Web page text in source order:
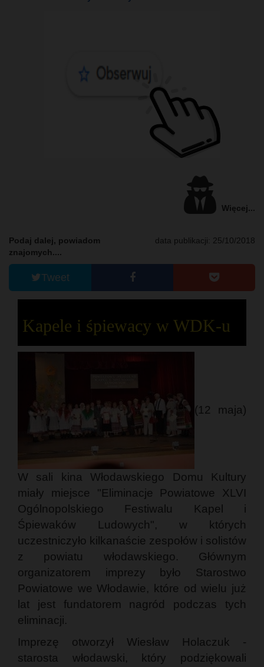
Więcej...
data publikacji: 25/10/2018
Podaj dalej, powiadom
znajomych....
Tweet
Kapele i śpiewacy w WDK-u
(12 maja)
W sali kina Włodawskiego Domu Kultury
miały miejsce "Eliminacje Powiatowe XLVI
Ogólnopolskiego Festiwalu Kapel i
Śpiewaków Ludowych", w których
uczestniczyło kilkanaście zespołów i solistów
z powiatu włodawskiego. Głównym
organizatorem imprezy było Starostwo
Powiatowe we Włodawie, które od wielu już
lat jest fundatorem nagród podczas tych
eliminacji.
Imprezę otworzył Wiesław Holaczuk -
starosta włodawski, który podziękowali